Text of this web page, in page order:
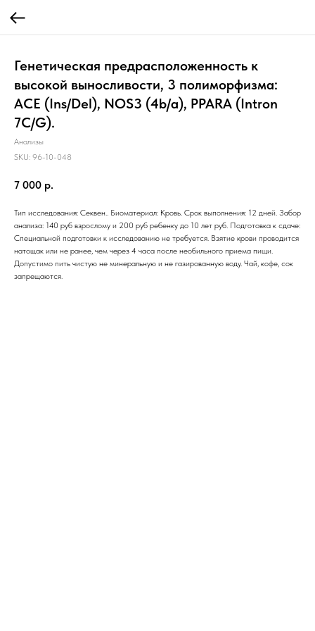
Генетическая предрасположенность к
высокой выносливости, 3 полиморфизма:
ACE (Ins/Del), NOS3 (4b/a), PPARA (Intron
7C/G).
Анализы
SKU: 96-10-048
7 000 р.
Тип исследования: Секвен.. Биоматериал: Кровь. Срок выполнения: 12 дней. Забор
анализа: 140 руб взрослому и 200 руб ребенку до 10 лет руб. Подготовка к сдаче:
Специальной подготовки к исследованию не требуется. Взятие крови проводится
натощак или не ранее, чем через 4 часа после необильного приема пищи.
Допустимо пить чистую не минеральную и не газированную воду. Чай, кофе, сок
запрещаются.